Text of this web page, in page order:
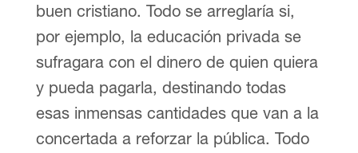
buen cristiano. Todo se arreglaría si,
por ejemplo, la educación privada se
sufragara con el dinero de quien quiera
y pueda pagarla, destinando todas
esas inmensas cantidades que van a la
concertada a reforzar la pública. Todo